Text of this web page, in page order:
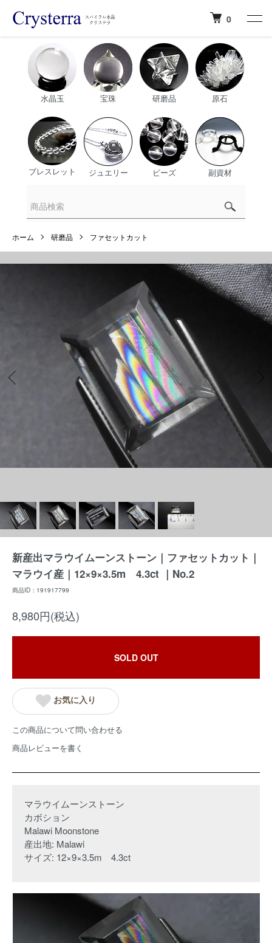
0
水晶玉 宝珠 研磨品 原石
ブレスレット ジュエリー ビーズ 副資材
ホーム 研磨品 ファセットカット
新産出マラウイムーンストーン｜ファセットカット｜
マラウイ産｜12×9×3.5m 4.3ct ｜No.2
商品ID：191917799
8,980円(税込)
SOLD OUT
お気に入り
この商品について問い合わせる
商品レビューを書く
マラウイムーンストーン
カボション
Malawi Moonstone
産出地: Malawi
サイズ: 12×9×3.5m 4.3ct